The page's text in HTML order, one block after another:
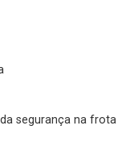
segurança na frota